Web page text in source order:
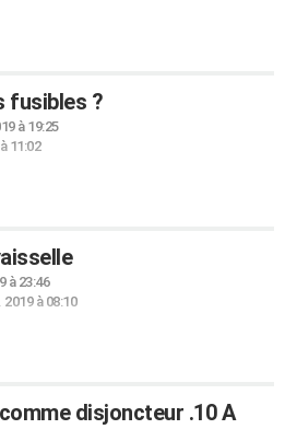
fusibles ?
à 19:25
11:02
à 23:46
à 08:10
disjoncteur .10 A